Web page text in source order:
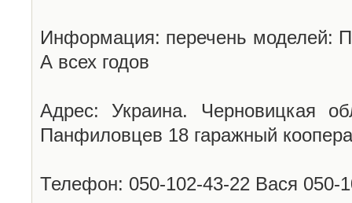
Информация: перечень моделей:
А всех годов
Адрес: Украина. Черновицкая
Панфиловцев 18 гаражный
Телефон: 050-102-43-22 Вася 050-